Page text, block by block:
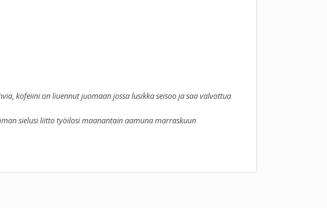
kofeiini on liuennut juomaan jossa lusikka seisoo ja saa valvottua
sielusi liitto työilosi maanantain aamuna marraskuun